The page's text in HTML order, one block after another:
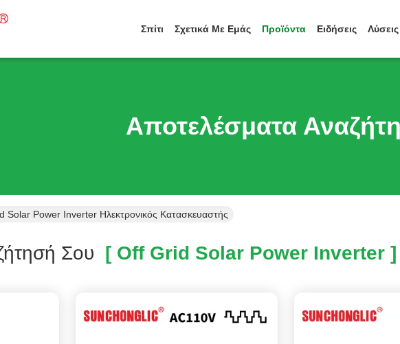
Σπίτι Σχετικά Με Εμάς Προϊόντα Ειδήσεις Λύσεις
Αποτελέσματα
Solar Power Inverter Ηλεκτρονικός Κατασκευαστής
Σου [ Off Grid Solar Power Inverter ]